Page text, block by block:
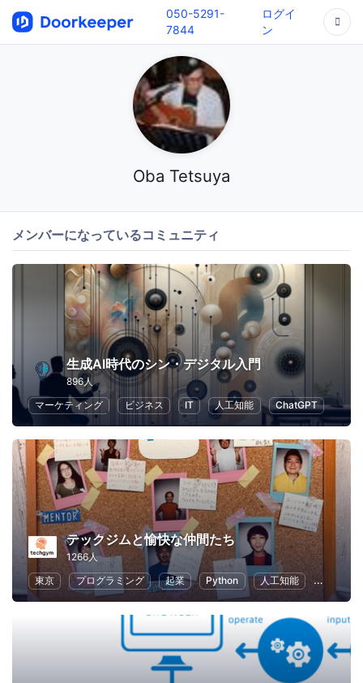
050-5291-
7844
ログイ
ン
Oba Tetsuya
メンバーになっているコミュニティ
生成AI時代のシン・デジタル入門
896人
マーケティング
ビジネス IT 人工知能 ChatGPT
テックジムと愉快な仲間たち
1266人
東京
プログラミング 起業 Python 人工知能 ChatGPT